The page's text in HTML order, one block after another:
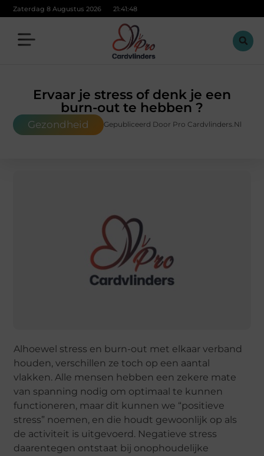
Zaterdag 8 Augustus 2026 21:41:49
Ervaar je stress of denk je een
burn-out te hebben ?
Gezondheid Gepubliceerd Door Pro Cardvlinders.nl
Alhoewel stress en burn-out met elkaar verband
houden, verschillen ze toch op een aantal
vlakken. Alle mensen hebben een zekere mate
van spanning nodig om optimaal te kunnen
functioneren, maar dit kunnen we “positieve
stress” noemen, en die houdt gewoonlijk op als
de activiteit is uitgevoerd. Negatieve stress
daarentegen ontstaat bij onophoudelijke